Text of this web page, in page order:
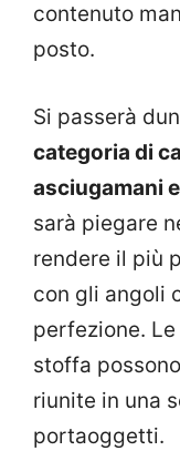
contenuto
posto.
Si passerà
categoria di
asciugamani
sarà piegare
rendere il più
con gli angoli
perfezione.
stoffa
riunite in una
portaoggetti.